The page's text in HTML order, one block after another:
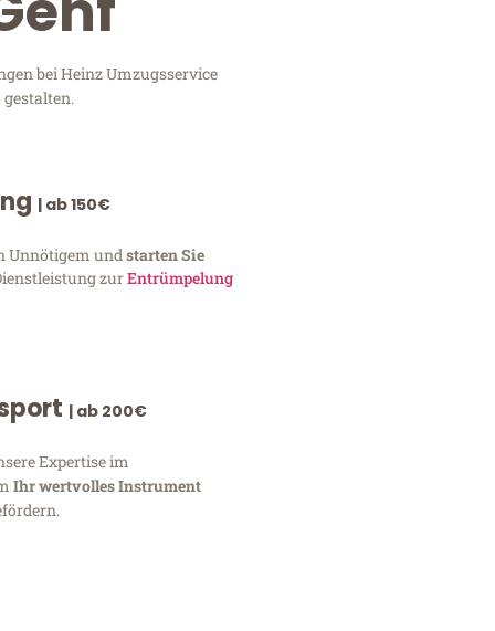
bei Heinz Umzugsservice
| ab 150€
Unnötigem und starten Sie
zurEntrümpelung
| ab 200€
Expertise im
Ihr wertvolles Instrument